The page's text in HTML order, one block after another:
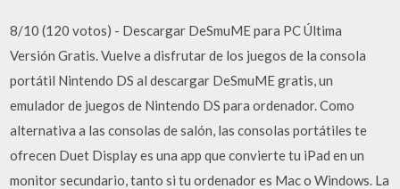
8/10 (120 votos) - Descargar DeSmuME para PC Última
Versión Gratis. Vuelve a disfrutar de los juegos de la consola
portátil Nintendo DS al descargar DeSmuME gratis, un
emulador de juegos de Nintendo DS para ordenador. Como
alternativa a las consolas de salón, las consolas portátiles te
ofrecen Duet Display es una app que convierte tu iPad en un
monitor secundario, tanto si tu ordenador es Mac o Windows. La